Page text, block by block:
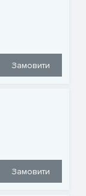
Замовити
Замовити